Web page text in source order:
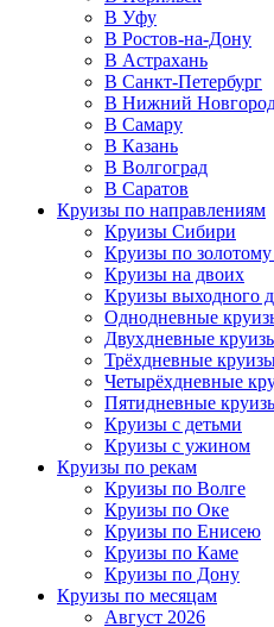
В Уфу
В Ростов-на-Дону
В Астрахань
В Санкт-Петербург
В Нижний
В Самару
В Казань
В Волгоград
В Саратов
Круизы по направлениям
Круизы Сибири
Круизы по золотому
Круизы на двоих
Круизы выходного
Однодневные
Двухдневные
Трёхдневные
Четырёхдневные
Пятидневные
Круизы с детьми
Круизы с ужином
Круизы по рекам
Круизы по Волге
Круизы по Оке
Круизы по Енисею
Круизы по Каме
Круизы по Дону
Круизы по месяцам
Август 2026